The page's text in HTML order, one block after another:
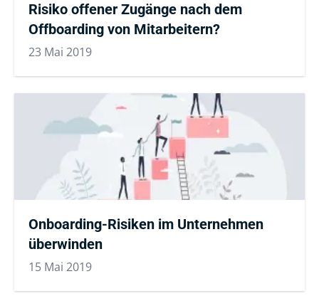
Risiko offener Zugänge nach dem
Offboarding von Mitarbeitern?
23 Mai 2019
Onboarding-Risiken im Unternehmen
überwinden
15 Mai 2019